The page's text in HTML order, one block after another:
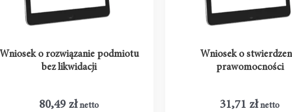
Wniosek o rozwiązanie podmiotu
bez likwidacji
80,49 złnetto
Wniosek o
prawomocności
31,71 złnetto